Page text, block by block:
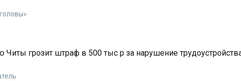
Читы грозит штраф в 500 тыс р за нарушение